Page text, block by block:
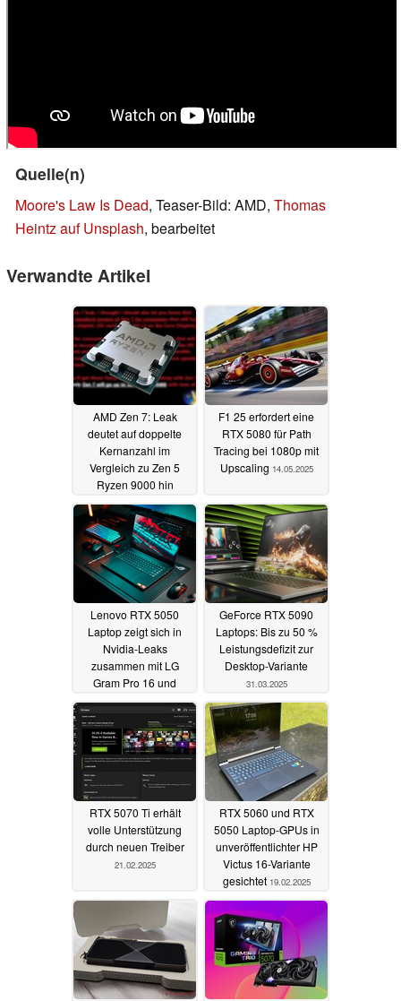
Quelle(n)
Moore's Law Is Dead, Teaser-Bild: AMD, Thomas
Heintz auf Unsplash, bearbeitet
Verwandte Artikel
AMD Zen 7: Leak
deutet auf doppelte
Kernanzahl im
Vergleich zu Zen 5
Ryzen 9000 hin
12.06.2025
F1 25 erfordert eine
RTX 5080 für Path
Tracing bei 1080p mit
Upscaling 14.05.2025
Lenovo RTX 5050
Laptop zeigt sich in
Nvidia-Leaks
zusammen mit LG
Gram Pro 16 und
Razer Blade08.04.2025
GeForce RTX 5090
Laptops: Bis zu 50 %
Leistungsdefizit zur
Desktop-Variante
31.03.2025
RTX 5070 Ti erhält
volle Unterstützung
durch neuen Treiber
21.02.2025
RTX 5060 und RTX
5050 Laptop-GPUs in
unveröffentlichter HP
Victus 16-Variante
gesichtet 19.02.2025